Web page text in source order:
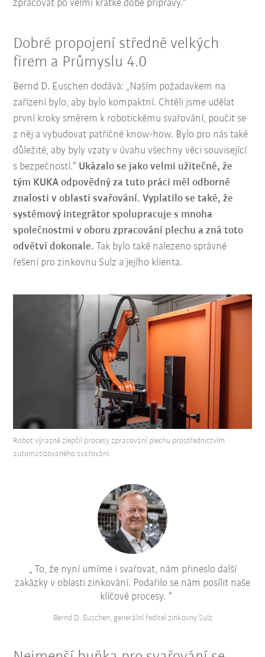
zpracovat po velmi krátké době přípravy.“
Dobré propojení středně velkých
firem a Průmyslu 4.0
Bernd D. Euschen dodává: „Naším požadavkem na
zařízení bylo, aby bylo kompaktní. Chtěli jsme udělat
první kroky směrem k robotickému svařování, poučit se
z něj a vybudovat patřičné know-how. Bylo pro nás také
důležité, aby byly vzaty v úvahu všechny věci související
s bezpečností.“ Ukázalo se jako velmi užitečné, že
tým KUKA odpovědný za tuto práci měl odborné
znalosti v oblasti svařování. Vyplatilo se také, že
systémový integrátor spolupracuje s mnoha
společnostmi v oboru zpracování plechu a zná toto
odvětví dokonale. Tak bylo také nalezeno správné
řešení pro zinkovnu Sulz a jejího klienta.
Robot výrazně zlepšil procesy zpracování plechu prostřednictvím
automatizovaného svařování.
To, že nyní umíme i svařovat, nám přineslo další
zakázky v oblasti zinkování. Podařilo se nám posílit naše
klíčové procesy.
Bernd D. Euschen, generální ředitel zinkovny Sulz